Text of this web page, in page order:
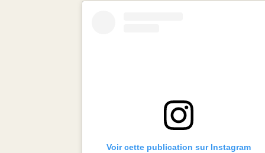
Voir cette publication sur Instagram